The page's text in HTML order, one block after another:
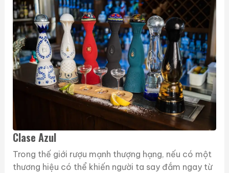
Clase Azul
Trong thế giới rượu mạnh thượng hạng, nếu có một
thương hiệu có thể khiến người ta say đắm ngay từ